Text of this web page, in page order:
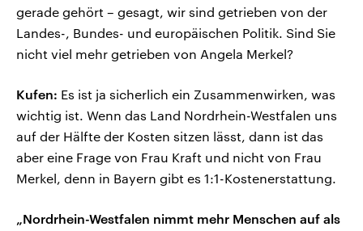
gerade gehört – gesagt, wir sind getrieben von der
Landes-, Bundes- und europäischen Politik. Sind Sie
nicht viel mehr getrieben von Angela Merkel?
Kufen: Es ist ja sicherlich ein Zusammenwirken, was
wichtig ist. Wenn das Land Nordrhein-Westfalen uns
auf der Hälfte der Kosten sitzen lässt, dann ist das
aber eine Frage von Frau Kraft und nicht von Frau
Merkel, denn in Bayern gibt es 1:1-Kostenerstattung.
„Nordrhein-Westfalen nimmt mehr Menschen auf als